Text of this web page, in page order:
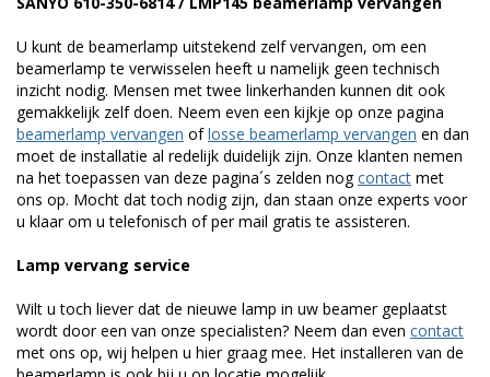
U kunt de beamerlamp uitstekend zelf vervangen, om een
beamerlamp te verwisselen heeft u namelijk geen technisch
inzicht nodig. Mensen met twee linkerhanden kunnen dit ook
gemakkelijk zelf doen. Neem even een kijkje op onze pagina
beamerlamp vervangen oflosse beamerlamp vervangen en dan
moet de installatie al redelijk duidelijk zijn. Onze klanten nemen
na het toepassen van deze pagina´s zelden nogcontact met
ons op. Mocht dat toch nodig zijn, dan staan onze experts voor
u klaar om u telefonisch of per mail gratis te assisteren.
Lamp vervang service
Wilt u toch liever dat de nieuwe lamp in uw beamer geplaatst
wordt door een van onze specialisten? Neem dan even contact
met ons op, wij helpen u hier graag mee. Het installeren van de